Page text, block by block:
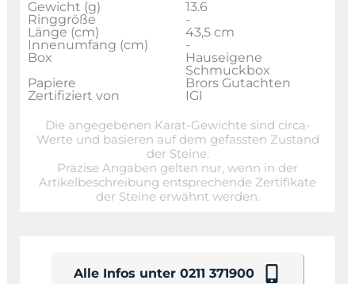
Gewicht (g)
13.6
Ringgröße
-
Länge (cm)
43,5 cm
Innenumfang (cm)
-
Box
Hauseigene
Schmuckbox
Papiere
Brors Gutachten
Zertifiziert von
IGI
Die angegebenen Karat-Gewichte sind circa-
Werte und basieren auf dem gefassten Zustand
der Steine.
Präzise Angaben gelten nur, wenn in der
Artikelbeschreibung entsprechende Zertifikate
der Steine erwähnt werden.
Alle Infos unter 0211 371900